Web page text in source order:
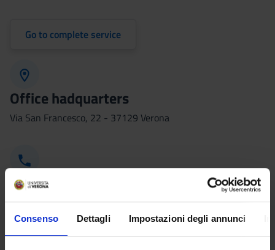
Consenso Dettagli Impostazioni degli annunci
Go to complete service
Office hadquarters
Via San Francesco, 22 - 37129 Verona
Phone contacts
+390458028078|8134